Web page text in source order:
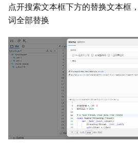
点开搜索文本框下方的替换文本框
词全部替换